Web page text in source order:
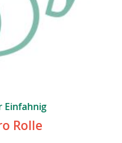
Einfahnig
Rolle